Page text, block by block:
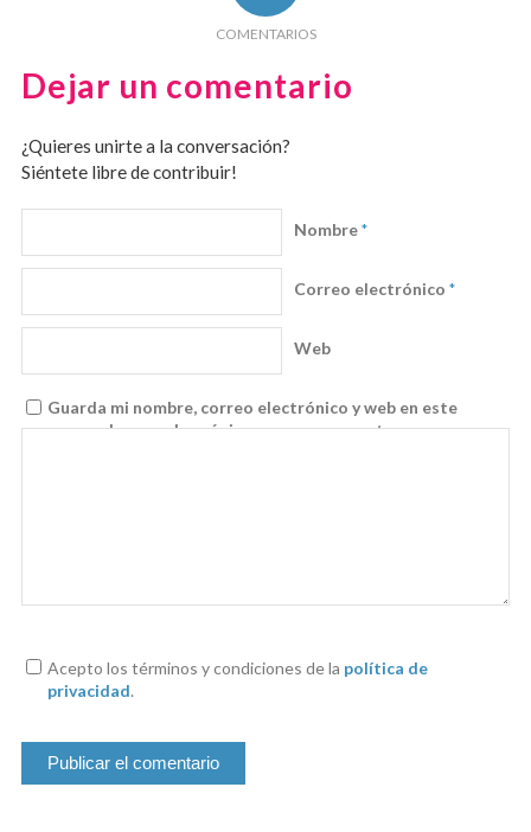
COMENTARIOS
Dejar un comentario
¿Quieres unirte a la conversación?
Siéntete libre de contribuir!
Nombre*
Correo electrónico *
Web
Guarda mi nombre, correo electrónico y web en este
navegador para la próxima vez que comente.
Acepto los términos y condiciones de la política de
privacidad.